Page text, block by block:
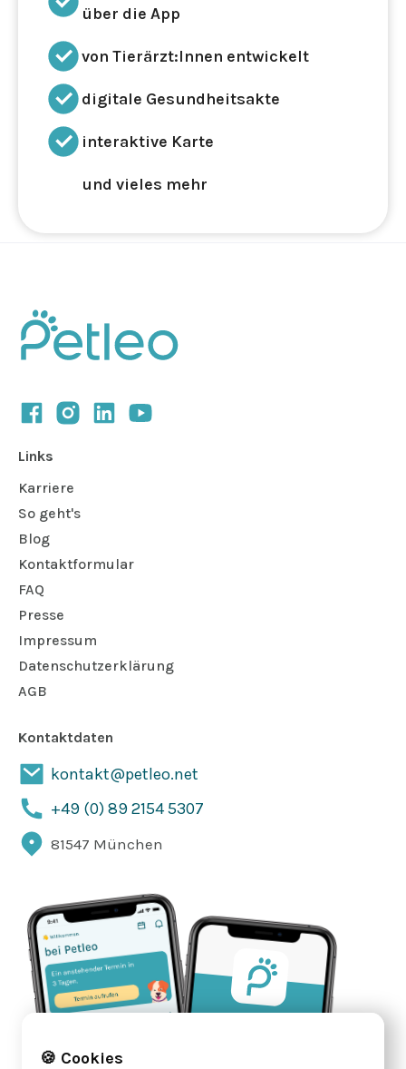
über die App
von Tierärzt:Innen entwickelt
digitale Gesundheitsakte
interaktive Karte
und vieles mehr
Links
Karriere
So geht's
Blog
Kontaktformular
FAQ
Presse
Impressum
Datenschutzerklärung
AGB
Kontaktdaten
kontakt@petleo.net
+49 (0) 89 2154 5307
81547 München
🍪 Cookies